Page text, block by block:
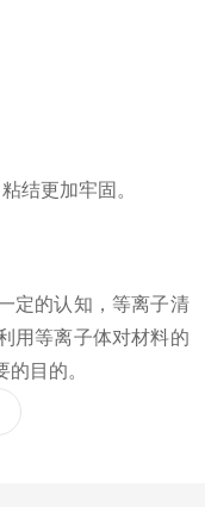
结更加牢固。
的认知，等离子清
用等离子体对材料的
的目的。